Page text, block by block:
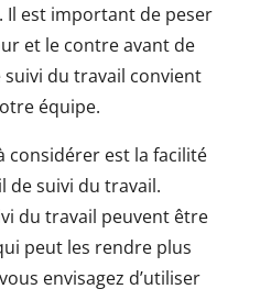
Il est important de peser
et le contre avant de
du travail convient
équipe.
considérer est la facilité
de suivi du travail.
du travail peuvent être
peut les rendre plus
envisagez d’utiliser